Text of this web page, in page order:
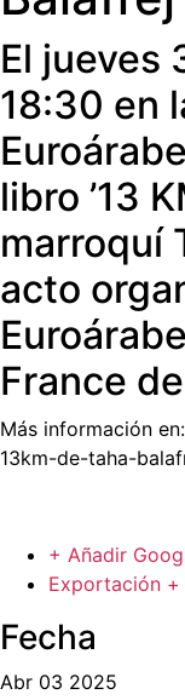
El jueves
18:30 en
libro ’13
marroquí
acto
France
Más información
13km-de-taha-
+ Añadir
Exportación
Fecha
Abr 03 2025